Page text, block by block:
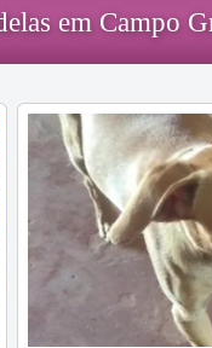
em Campo